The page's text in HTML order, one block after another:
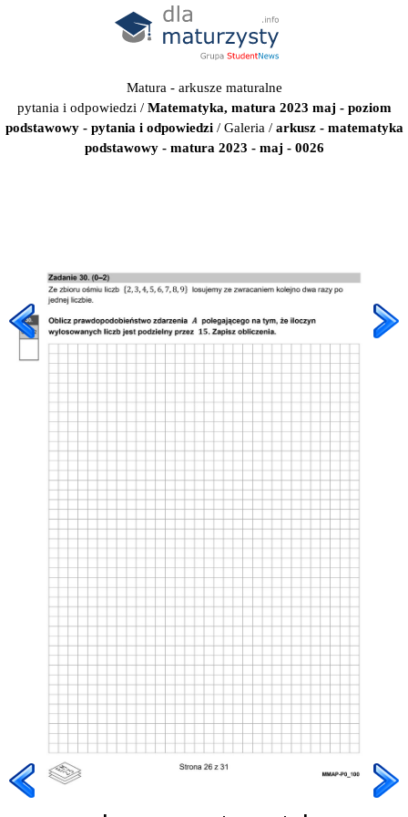
Matura - arkusze maturalne
pytania i odpowiedzi / Matematyka, matura 2023 maj - poziom
podstawowy - pytania i odpowiedzi/ Galeria / arkusz - matematyka
podstawowy - matura 2023 - maj - 0026